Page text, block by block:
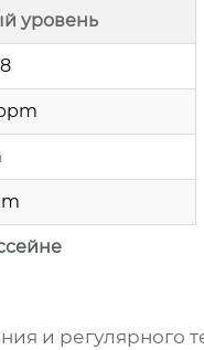
уровень
и регулярного